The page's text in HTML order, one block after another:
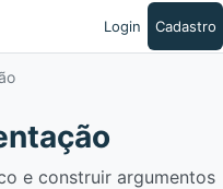
Login Cadastro
e construir argumentos